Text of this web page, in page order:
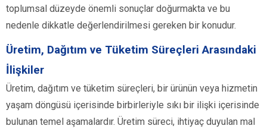
toplumsal düzeyde önemli sonuçlar doğurmakta ve bu
nedenle dikkatle değerlendirilmesi gereken bir konudur.
Üretim, Dağıtım ve Tüketim Süreçleri Arasındaki
İlişkiler
Üretim, dağıtım ve tüketim süreçleri, bir ürünün veya hizmetin
yaşam döngüsü içerisinde birbirleriyle sıkı bir ilişki içerisinde
bulunan temel aşamalardır. Üretim süreci, ihtiyaç duyulan mal